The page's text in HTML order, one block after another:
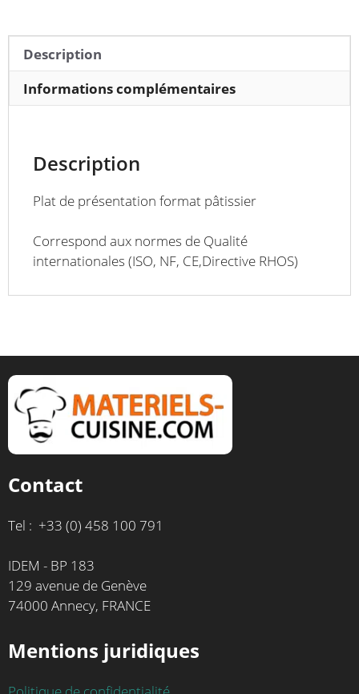
Description
Informations complémentaires
Description
Plat de présentation format pâtissier
Correspond aux normes de Qualité
internationales (ISO, NF, CE,Directive RHOS)
Contact
Tel : +33 (0) 458 100 791
IDEM - BP 183
129 avenue de Genève
74000 Annecy, FRANCE
Mentions juridiques